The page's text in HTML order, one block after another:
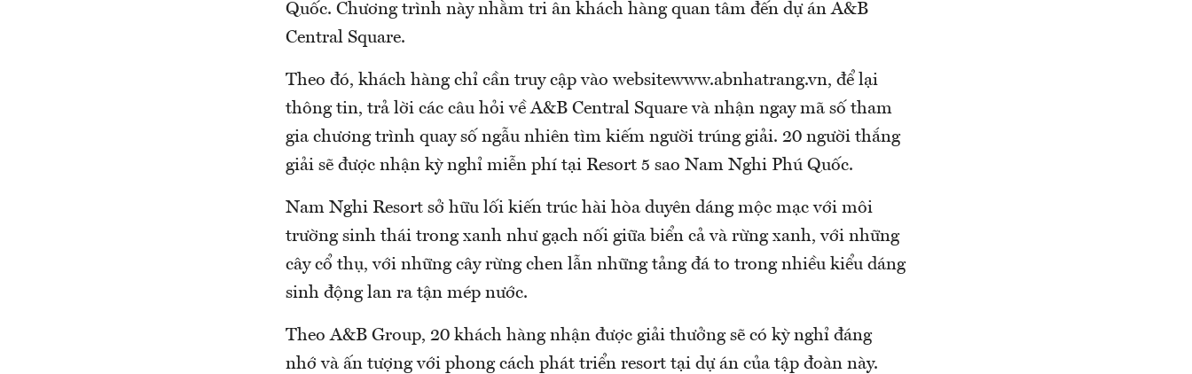
Quốc. Chương trình này nhằm tri ân khách hàng quan tâm đến dự án A&B
Central Square.
Theo đó, khách hàng chỉ cần truy cập vào websitewww.abnhatrang.vn, để lại
thông tin, trả lời các câu hỏi về A&B Central Square và nhận ngay mã số tham
gia chương trình quay số ngẫu nhiên tìm kiếm người trúng giải. 20 người thắng
giải sẽ được nhận kỳ nghỉ miễn phí tại Resort 5 sao Nam Nghi Phú Quốc.
Nam Nghi Resort sở hữu lối kiến trúc hài hòa duyên dáng mộc mạc với môi
trường sinh thái trong xanh như gạch nối giữa biển cả và rừng xanh, với những
cây cổ thụ, với những cây rừng chen lẫn những tảng đá to trong nhiều kiểu dáng
sinh động lan ra tận mép nước.
Theo A&B Group, 20 khách hàng nhận được giải thưởng sẽ có kỳ nghỉ đáng
nhớ và ấn tượng với phong cách phát triển resort tại dự án của tập đoàn này.